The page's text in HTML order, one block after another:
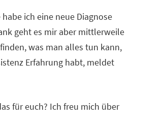
ich eine neue Diagnose
geht es mir aber mittlerweile
was man alles tun kann,
Erfahrung habt, meldet
für euch? Ich freu mich über